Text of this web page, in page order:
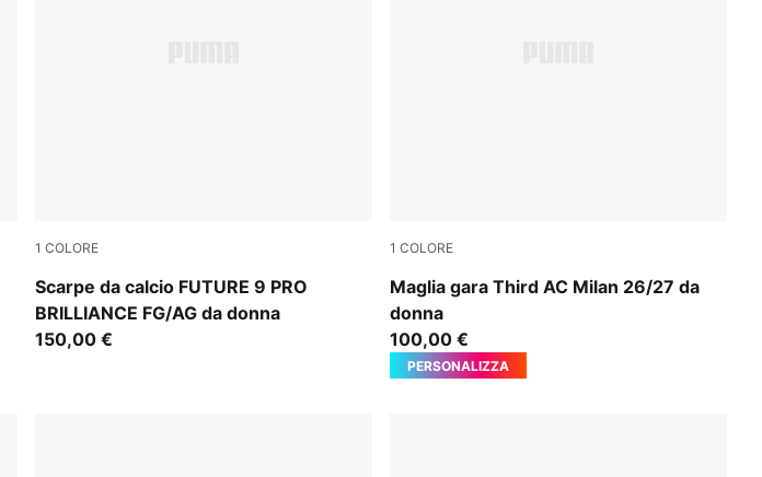
Aqua
1 COLORE
Scarpe da calcio FUTURE 9 PRO
BRILLIANCE FG/AG da donna
PUMA White-Ultra Orange-Pink Alert-Light Aqua
150,00 €
1 COLORE
Maglia gara Third AC Milan 26/27 da
donna
Flat Dark Gray-Glowing Red
100,00 €
PERSONALIZZA